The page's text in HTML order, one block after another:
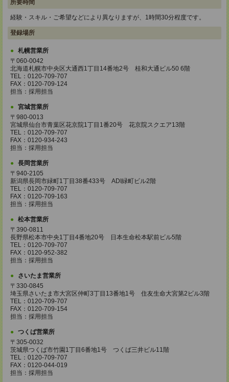
所要時間
経験・スキル・ご希望などにより異なりますが、1時間30分程度です。
登録場所
札幌営業所
〒060-0042
北海道札幌市中央区大通西1丁目14番地2号 桂和大通ビル50 6階
TEL：0120-709-707
FAX：0120-709-124
担当：採用担当
宮城営業所
〒980-0013
宮城県仙台市青葉区花京院1丁目1番20号 花京院スクエア13階
TEL：0120-709-707
FAX：0120-934-243
担当：採用担当
長岡営業所
〒940-2105
新潟県長岡市緑町1丁目38番433号 ADI緑町ビル2階
TEL：0120-709-707
FAX：0120-709-163
担当：採用担当
松本営業所
〒390-0811
長野県松本市中央1丁目4番地20号 日本生命松本駅前ビル5階
TEL：0120-709-707
FAX：0120-952-382
担当：採用担当
さいたま営業所
〒330-0845
埼玉県さいたま市大宮区仲町3丁目13番地1号 住友生命大宮第2ビル3階
TEL：0120-709-707
FAX：0120-709-154
担当：採用担当
つくば営業所
〒305-0032
茨城県つくば市竹園1丁目6番地1号 つくば三井ビル11階
TEL：0120-709-707
FAX：0120-044-019
担当：採用担当